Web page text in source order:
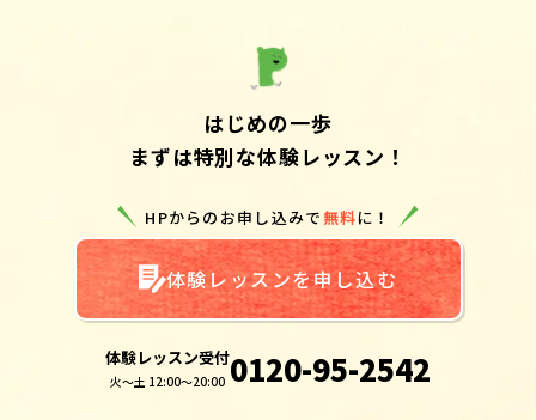
はじめの一歩
まずは特別な体験レッスン！
HPからのお申し込みで無料に！
体験レッスンを申し込む
体験レッスン受付
火～土 12:00～20:00 0120-95-2542